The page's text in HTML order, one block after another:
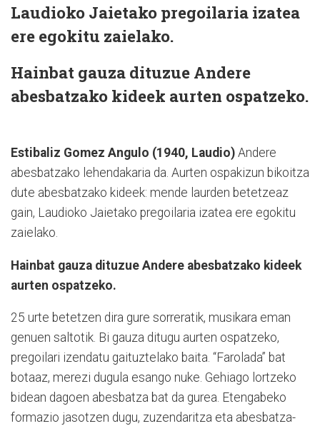
Laudioko Jaietako pregoilaria izatea
ere egokitu zaielako.
Hainbat gauza dituzue Andere
abesbatzako kideek aurten ospatzeko.
Estibaliz Gomez Angulo (1940, Laudio) Andere
abesbatzako lehendakaria da. Aurten ospakizun bikoitza
dute abesbatzako kideek: mende laurden betetzeaz
gain, Laudioko Jaietako pregoilaria izatea ere egokitu
zaielako.
Hainbat gauza dituzue Andere abesbatzako kideek
aurten ospatzeko.
25 urte betetzen dira gure sorreratik, musikara eman
genuen saltotik. Bi gauza ditugu aurten ospatzeko,
pregoilari izendatu gaituztelako baita. “Farolada” bat
botaaz, merezi dugula esango nuke. Gehiago lortzeko
bidean dagoen abesbatza bat da gurea. Etengabeko
formazio jasotzen dugu, zuzendaritza eta abesbatza-